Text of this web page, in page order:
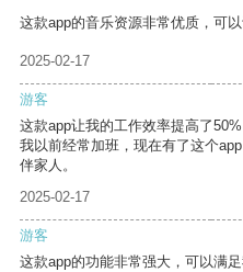
这款app的音乐资源非常优质，可
2025-02-17
游客
这款app让我的工作效率提高了
我以前经常加班，现在有了这个
伴家人。
2025-02-17
游客
这款app的功能非常强大，可以满